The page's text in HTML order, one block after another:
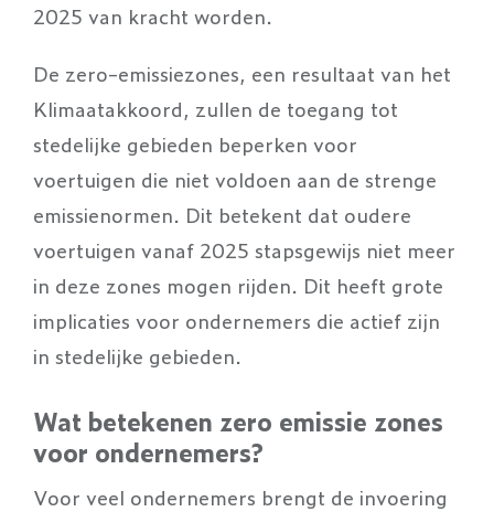
2025 van kracht worden.
De zero-emissiezones, een resultaat van het
Klimaatakkoord, zullen de toegang tot
stedelijke gebieden beperken voor
voertuigen die niet voldoen aan de strenge
emissienormen. Dit betekent dat oudere
voertuigen vanaf 2025 stapsgewijs niet meer
in deze zones mogen rijden. Dit heeft grote
implicaties voor ondernemers die actief zijn
in stedelijke gebieden.
Wat betekenen zero emissie zones
voor ondernemers?
Voor veel ondernemers brengt de invoering